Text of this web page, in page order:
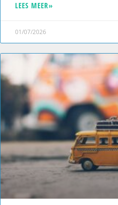
LEES MEER»
01/07/2026